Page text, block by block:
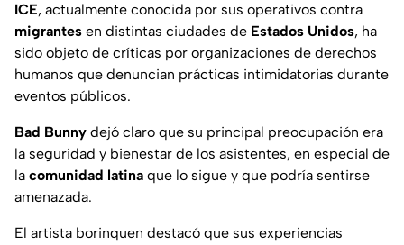
ICE, actualmente conocida por sus operativos contra
migrantes en distintas ciudades de Estados Unidos, ha
sido objeto de críticas por organizaciones de derechos
humanos que denuncian prácticas intimidatorias durante
eventos públicos.
Bad Bunny dejó claro que su principal preocupación era
la seguridad y bienestar de los asistentes, en especial de
la comunidad latina que lo sigue y que podría sentirse
amenazada.
El artista borinquen destacó que sus experiencias